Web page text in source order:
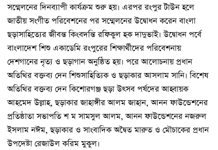
সম্মেলনের দিনব্যাপী কার্যক্রম শুরু হয়। এরপর রংপুর টাউন হলে
জাতীয় সংগীত পরিবেশনের পর সম্মেলনের উদ্বোধন করেন বাংলা
ছড়াসাহিত্যের জীবন্ত কিংবদন্তি রফিকুল হক দাদুভাই। উদ্বোধন পর্বে
বাংলাদেশ শিশু একাডেমি রংপুরের শিক্ষার্থীদের পরিবেশনায়
দেশগানের নৃত্য ও ছড়াগান অনুষ্ঠিত হয়। পরে আলোচনায় প্রধান
অতিথির বক্তব্য দেন শিশুসাহিত্যিক ও ছড়াকার আসলাম সানি। বিশেষ
অতিথির বক্তব্য দেন কিশোরগঞ্জ ছড়া উৎসব পর্ষদের আহ্বায়ক
আহমেদ উল্লাহ, ছড়াকার জাহাঙ্গীর আলম জাহান, আনন ফাউন্ডেশনের
প্রতিষ্ঠাতা সভাপতি শ ম সামসুল আলম, আনন ফাউন্ডেশনের নজরুল
ইসলাম নঈম, ছড়াকার ও সাংবাদিক অদ্বৈত মারুত ও মৌচাকের প্রধান
উপদেষ্টা রেজাউল করিম মুকুল।